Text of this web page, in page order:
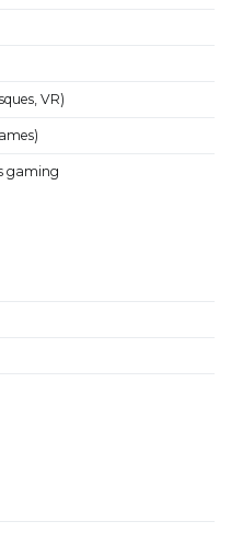
VR)
gaming